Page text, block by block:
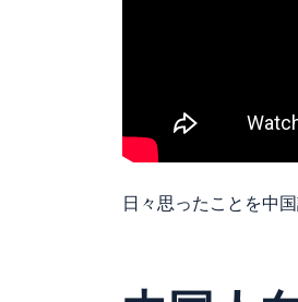
日々思ったことを中